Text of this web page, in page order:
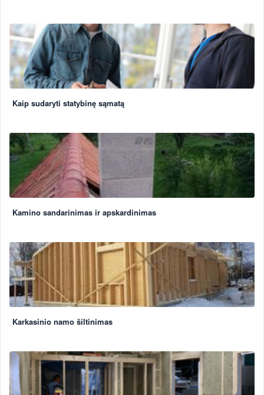
Kaip sudaryti statybinę sąmatą
Kamino sandarinimas ir apskardinimas
Karkasinio namo šiltinimas